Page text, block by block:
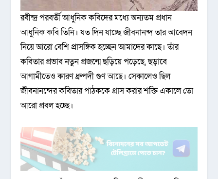
রবীন্দ্র পরবর্তী আধুনিক কবিদের মধ্যে অন্যতম প্রধান
আধুনিক কবি তিনি। যত দিন যাচ্ছে জীবনানন্দ তার আবেদন
নিয়ে আরো বেশি প্রাসঙ্গিক হচ্ছেন আমাদের কাছে। তাঁর
কবিতার প্রভাব নতুন প্রজন্মে ছড়িয়ে পড়েছে, ছড়াবে
আগামীতেও কারণ ধ্রুপদী গুণ আছে। সেকালেও ছিল
জীবনানন্দের কবিতার পাঠককে গ্রাস করার শক্তি একালে তো
আরো প্রবল হচ্ছে।